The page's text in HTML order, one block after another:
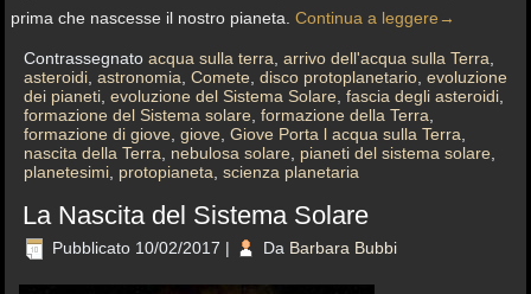
prima che nascesse il nostro pianeta.Continua a leggere →
Contrassegnato acqua sulla terra ,arrivo dell'acqua sulla Terra
asteroidi ,astronomia ,Comete ,disco protoplanetario ,evoluzione
dei pianeti ,evoluzione del Sistema Solare ,fascia degli asteroidi
formazione del Sistema solare ,formazione della Terra
formazione di giove ,giove ,Giove Porta l acqua sulla Terra
nascita della Terra
nebulosa solare pianeti del sistema solare
planetesimi protopianeta ,scienza planetaria
La Nascita del Sistema Solare
Pubblicato 10/02/2017 | Da Barbara Bubbi